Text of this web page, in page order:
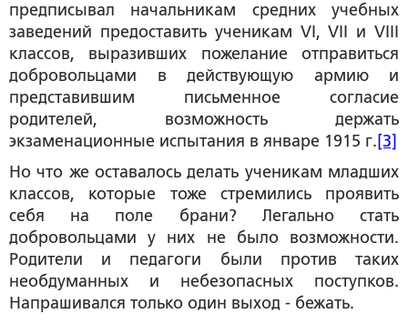
предписывал начальникам средних учебных
заведений предоставить ученикам VI, VII и VIII
классов, выразивших пожелание отправиться
добровольцами в действующую армию и
представившим письменное согласие
родителей, возможность держать
экзаменационные испытания в январе 1915 г. [3]
Но что же оставалось делать ученикам младших
классов, которые тоже стремились проявить
себя на поле брани? Легально стать
добровольцами у них не было возможности.
Родители и педагоги были против таких
необдуманных и небезопасных поступков.
Напрашивался только один выход - бежать.